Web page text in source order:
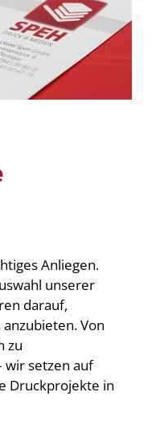
Anliegen.
unserer
darauf,
Von
zu
wir setzen auf
Druckprojekte in